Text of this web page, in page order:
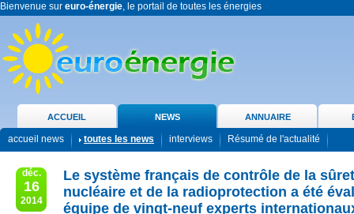
Bienvenue sur euro-énergie, le portail de toutes les énergies
ACCUEIL NEWS ANNUAIRE
accueil news toutes les news interviews Résumé de l'actualité
déc.
16
2014
Le système français de contrôle de la
nucléaire et de la radioprotection a été
équipe de vingt-neuf experts